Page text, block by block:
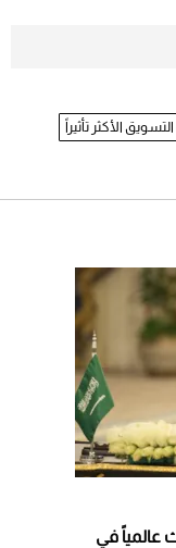
فخامة
أقصر يوم في 2026 يقترب.. ماذا يحدث في
قبل ليلة النزال.. اكتمال وزن أبطال "The
الأكثر تأثيراً
عالمياً في